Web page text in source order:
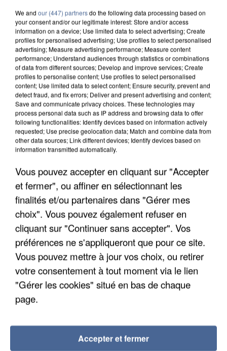
UN SECOND CADRE DE LA DZ MAFIA
INTERPELLÉ EN ALGÉRIE
We and our (447) partnersdo the following data processing based on
your consent and/or our legitimate interest: Store and/or access
information on a device; Use limited data to select advertising; Create
profiles for personalised advertising; Use profiles to select personalised
advertising; Measure advertising performance; Measure content
performance; Understand audiences through statistics or combinations
of data from different sources; Develop and improve services; Create
profiles to personalise content; Use profiles to select personalised
content; Use limited data to select content; Ensure security, prevent and
detect fraud, and fix errors; Deliver and present advertising and content;
Save and communicate privacy choices. These technologies may
process personal data such as IP address and browsing data to offer
following functionalities: Identify devices based on information actively
requested; Use precise geolocation data; Match and combine data from
other data sources; Link different devices; Identify devices based on
information transmitted automatically.
Vous pouvez accepter en cliquant sur "Accepter
et fermer", ou affiner en sélectionnant les
finalités et/ou partenaires dans "Gérer mes
choix". Vous pouvez également refuser en
cliquant sur "Continuer sans accepter". Vos
préférences ne s'appliqueront que pour ce site.
Vous pouvez mettre à jour vos choix, ou retirer
votre consentement à tout moment via le lien
"Gérer les cookies" situé en bas de chaque
page.
Accepter et fermer